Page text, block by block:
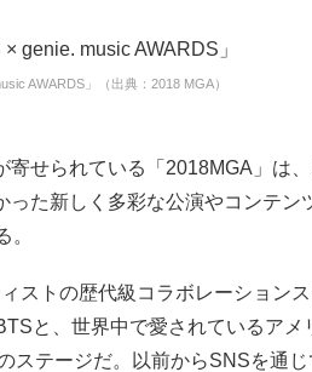
AWARDS」（出典：2018 MGA）
せられている「2018MGA」は
た新しく多彩な公演やコンテン
。
ストの歴代級コラボレーション
と、世界中で愛されているアメ
ステージだ。以前からSNSを通